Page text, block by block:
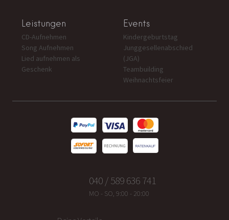
Leistungen
CD-Aufnehmen
Song Aufnehmen
Lied aufnehmen als
Geschenk
Events
Kindergeburtstag
Junggesellenabschied
(JGA)
Teambuilding
Weihnachtsfeier
040 / 589 636 741
MO - SO, 9:00 - 20:00